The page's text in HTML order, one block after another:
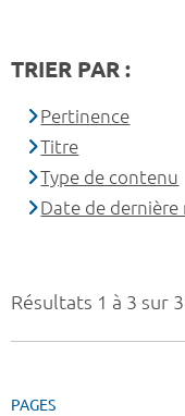
Résultats 1 à 3 sur
PAGES
TRIER PAR :
Pertinence
Titre
Type de contenu
Date de